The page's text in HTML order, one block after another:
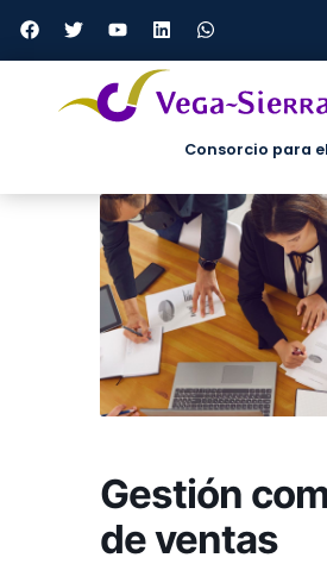
Consorcio para
Gestión
de ventas